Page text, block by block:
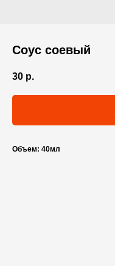
Соус соевый
30 р.
Объем: 40мл